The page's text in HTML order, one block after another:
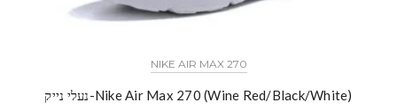
NIKE AIR MAX 270
נעלי נייק-Nike Air Max 270 (Wine Red/Black/White)